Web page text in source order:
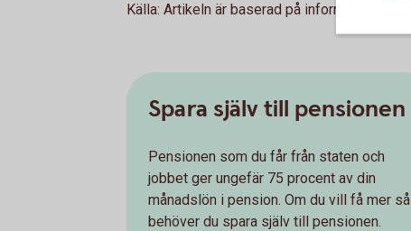
Källa: Artikeln är baserad på information från
Spara själv till pensionen
Pensionen som du får från staten och
jobbet ger ungefär 75 procent av din
månadslön i pension. Om du vill få mer så
behöver du spara själv till pensionen.